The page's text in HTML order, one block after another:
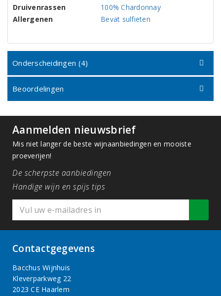
Druivenrassen
100% Chardonnay
Allergenen
Bevat sulfieten
Onderscheidingen (4)
Beoordelingen
Aanmelden nieuwsbrief
Mis niet langer de beste wijnaanbiedingen en mooiste
proeverijen!
De scherpste aanbiedingen
Handige wijn en spijs tips
Contactgegevens
Bacchus Wijnhuis
Kleverparkweg 22
2023 CE Haarlem